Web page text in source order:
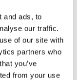
and ads, to
our traffic.
of our site with
partners who
you’ve
from your use
i varukorg
moms)